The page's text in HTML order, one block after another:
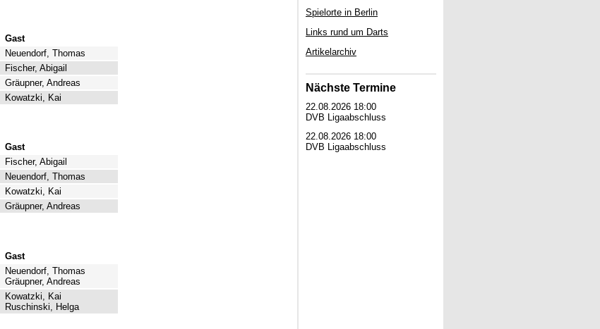
Gast
Neuendorf, Thomas
Fischer, Abigail
Gräupner, Andreas
Kowatzki, Kai
Gast
Fischer, Abigail
Neuendorf, Thomas
Kowatzki, Kai
Gräupner, Andreas
Gast
Neuendorf, Thomas
Gräupner, Andreas
Kowatzki, Kai
Ruschinski, Helga
Spielorte in Berlin
Links rund um Darts
Artikelarchiv
Nächste Termine
22.08.2026 18:00
DVB Ligaabschluss
22.08.2026 18:00
DVB Ligaabschluss